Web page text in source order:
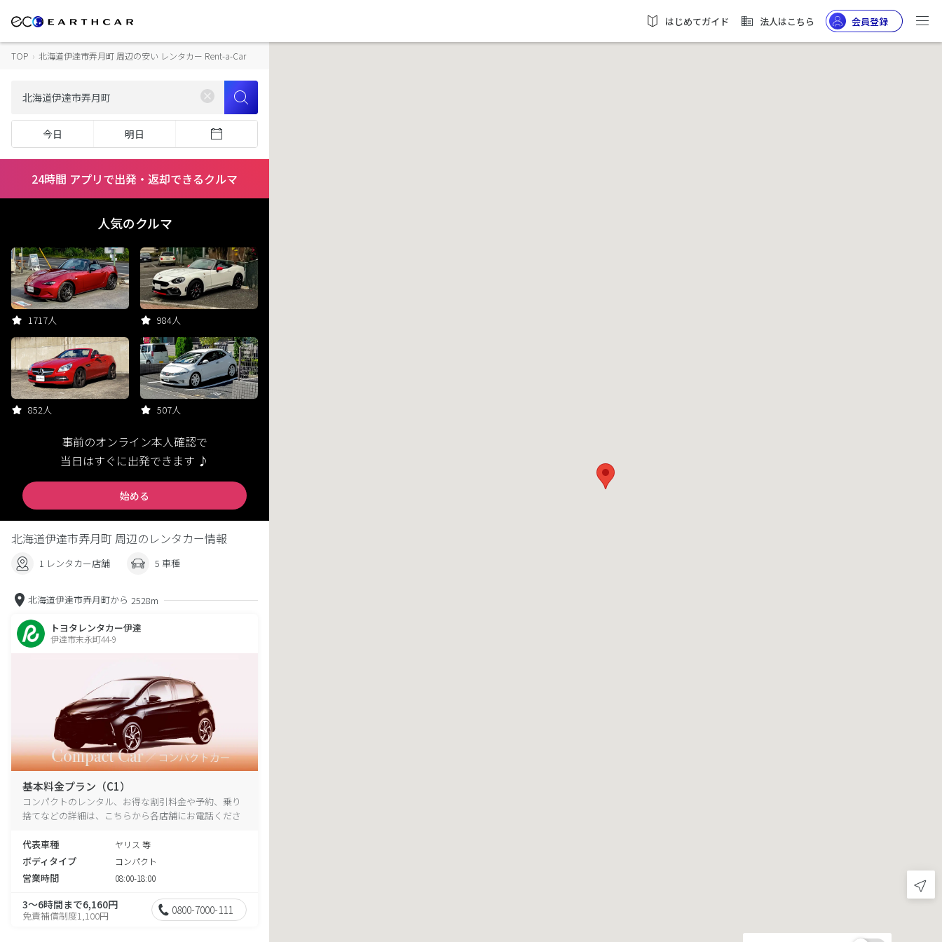
はじめてガイド 法人はこちら 会員登録
TOP › 北海道伊達市弄月町 周辺の安い レンタカー Rent-a-Car
今日 明日
24時間 アプリで出発・返却できるクルマ
人気のクルマ
1717人 984人
852人 507人
事前のオンライン本人確認で
当日はすぐに出発できます ♪
始める
北海道伊達市弄月町 周辺のレンタカー情報
1 レンタカー店舗 5 車種
北海道伊達市弄月町から 2528m
トヨタレンタカー伊達
伊達市末永町44-9
基本料金プラン（C1）
コンパクトのレンタル、お得な割引料金や予約、乗り
捨てなどの詳細は、こちらから各店舗にお電話くださ
代表車種
ヤリス 等
ボディタイプ コンパクト
営業時間 08:00-18:00
3～6時間まで6,160円
免責補償制度1,100円 0800-7000-111